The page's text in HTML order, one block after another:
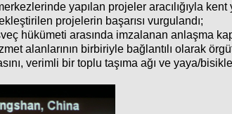
yapılan projeler aracılığıyla
projelerin başarısı vurgulandı;
hükümeti arasında imzalanan anlaşma
alanlarının birbiriyle bağlantılı olarak
verimli bir toplu taşıma ağı ve yaya/